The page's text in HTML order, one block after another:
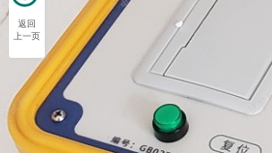
返回
上一页